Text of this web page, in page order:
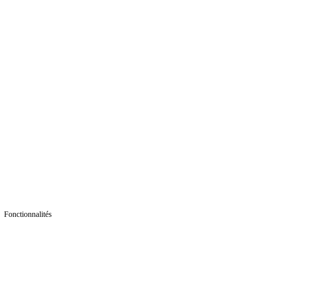
Fonctionnalités